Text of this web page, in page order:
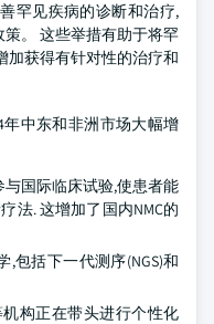
罕见疾病的诊断和治疗,
。 这些举措有助于将罕
加获得有针对性的治疗和
年中东和非洲市场大幅增
国际临床试验,使患者能
法. 这增加了国内NMC的
包括下一代测序(NGS)和
机构正在带头进行个性化